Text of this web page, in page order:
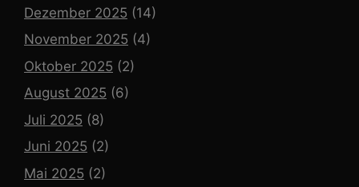
Dezember 2025 (14)
November 2025 (4)
Oktober 2025 (2)
August 2025 (6)
Juli 2025 (8)
Juni 2025 (2)
Mai 2025 (2)